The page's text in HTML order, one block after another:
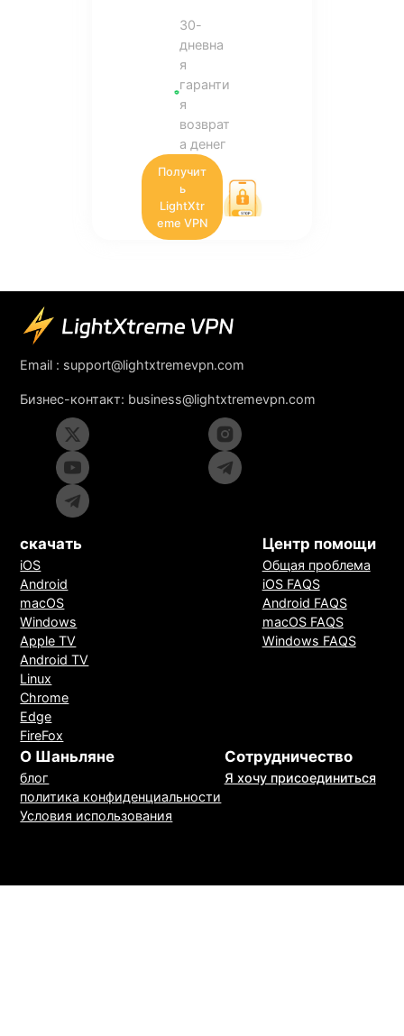
30-
дневна
я
гаранти
я
возврат
а денег
Получит
ь
LightXtr
eme VPN
Email : support@lightxtremevpn.com
Бизнес-контакт: business@lightxtremevpn.com
скачать
iOS
Android
macOS
Windows
Apple TV
Android TV
Linux
Chrome
Edge
FireFox
Центр помощи
Общая проблема
iOS FAQS
Android FAQS
macOS FAQS
Windows FAQS
О Шаньляне
блог
политика конфиденциальности
Условия использования
Сотрудничество
Я хочу присоединиться